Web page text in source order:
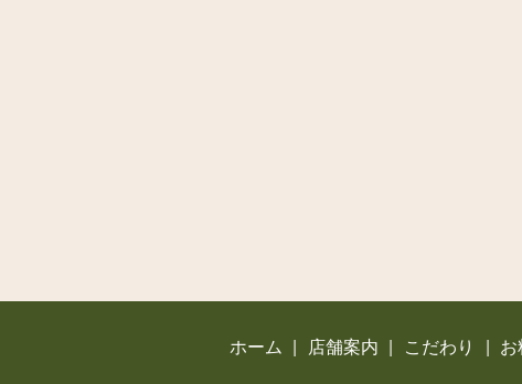
ホーム 店舗案内 こだわり